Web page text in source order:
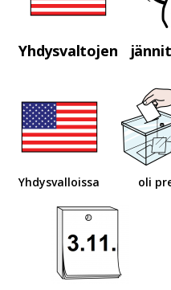
Yhdysvaltojen
Yhdysvalloissa oli